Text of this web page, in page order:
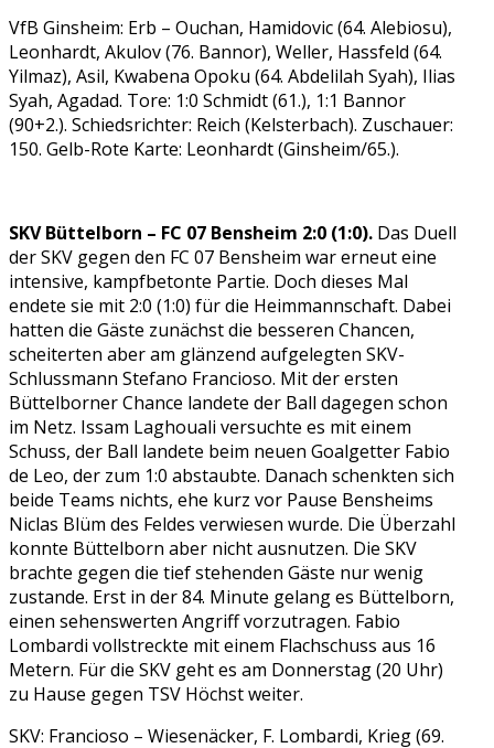
VfB Ginsheim: Erb – Ouchan, Hamidovic (64. Alebiosu),
Leonhardt, Akulov (76. Bannor), Weller, Hassfeld (64.
Yilmaz), Asil, Kwabena Opoku (64. Abdelilah Syah), Ilias
Syah, Agadad. Tore: 1:0 Schmidt (61.), 1:1 Bannor
(90+2.). Schiedsrichter: Reich (Kelsterbach). Zuschauer:
150. Gelb-Rote Karte: Leonhardt (Ginsheim/65.).
SKV Büttelborn – FC 07 Bensheim 2:0 (1:0). Das Duell
der SKV gegen den FC 07 Bensheim war erneut eine
intensive, kampfbetonte Partie. Doch dieses Mal
endete sie mit 2:0 (1:0) für die Heimmannschaft. Dabei
hatten die Gäste zunächst die besseren Chancen,
scheiterten aber am glänzend aufgelegten SKV-
Schlussmann Stefano Francioso. Mit der ersten
Büttelborner Chance landete der Ball dagegen schon
im Netz. Issam Laghouali versuchte es mit einem
Schuss, der Ball landete beim neuen Goalgetter Fabio
de Leo, der zum 1:0 abstaubte. Danach schenkten sich
beide Teams nichts, ehe kurz vor Pause Bensheims
Niclas Blüm des Feldes verwiesen wurde. Die Überzahl
konnte Büttelborn aber nicht ausnutzen. Die SKV
brachte gegen die tief stehenden Gäste nur wenig
zustande. Erst in der 84. Minute gelang es Büttelborn,
einen sehenswerten Angriff vorzutragen. Fabio
Lombardi vollstreckte mit einem Flachschuss aus 16
Metern. Für die SKV geht es am Donnerstag (20 Uhr)
zu Hause gegen TSV Höchst weiter.
SKV: Francioso – Wiesenäcker, F. Lombardi, Krieg (69.